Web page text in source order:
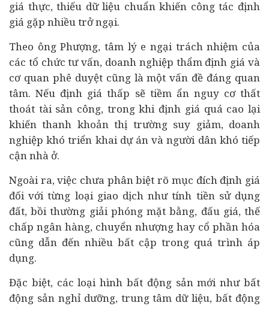
giá thực, thiếu dữ liệu chuẩn khiến công tác định
giá gặp nhiều trở ngại.
Theo ông Phượng, tâm lý e ngại trách nhiệm của
các tổ chức tư vấn, doanh nghiệp thẩm định giá và
cơ quan phê duyệt cũng là một vấn đề đáng quan
tâm. Nếu định giá thấp sẽ tiềm ẩn nguy cơ thất
thoát tài sản công, trong khi định giá quá cao lại
khiến thanh khoản thị trường suy giảm, doanh
nghiệp khó triển khai dự án và người dân khó tiếp
cận nhà ở.
Ngoài ra, việc chưa phân biệt rõ mục đích định giá
đối với từng loại giao dịch như tính tiền sử dụng
đất, bồi thường giải phóng mặt bằng, đấu giá, thế
chấp ngân hàng, chuyển nhượng hay cổ phần hóa
cũng dẫn đến nhiều bất cập trong quá trình áp
dụng.
Đặc biệt, các loại hình bất động sản mới như bất
động sản nghỉ dưỡng, trung tâm dữ liệu, bất động